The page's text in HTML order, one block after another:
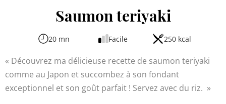
Saumon teriyaki
20 mn Facile 250 kcal
Découvrez ma délicieuse recette de saumon teriyaki
comme au Japon et succombez à son fondant
exceptionnel et son goût parfait ! Servez avec du riz.